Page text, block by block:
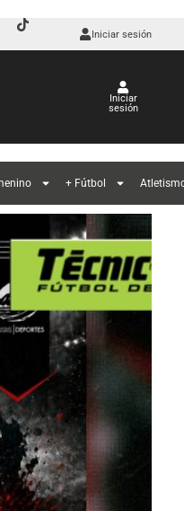
Iniciar sesión
Iniciar
sesión
+ Fútbol